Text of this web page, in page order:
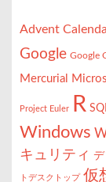
Advent
Google Google
Mercurial
Project Euler R
Windows
キュリティ デ
トデスクトップ 仮